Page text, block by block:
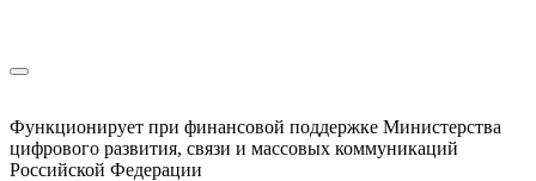
Функционирует при финансовой поддержке Министерства
цифрового развития, связи и массовых коммуникаций
Российской Федерации